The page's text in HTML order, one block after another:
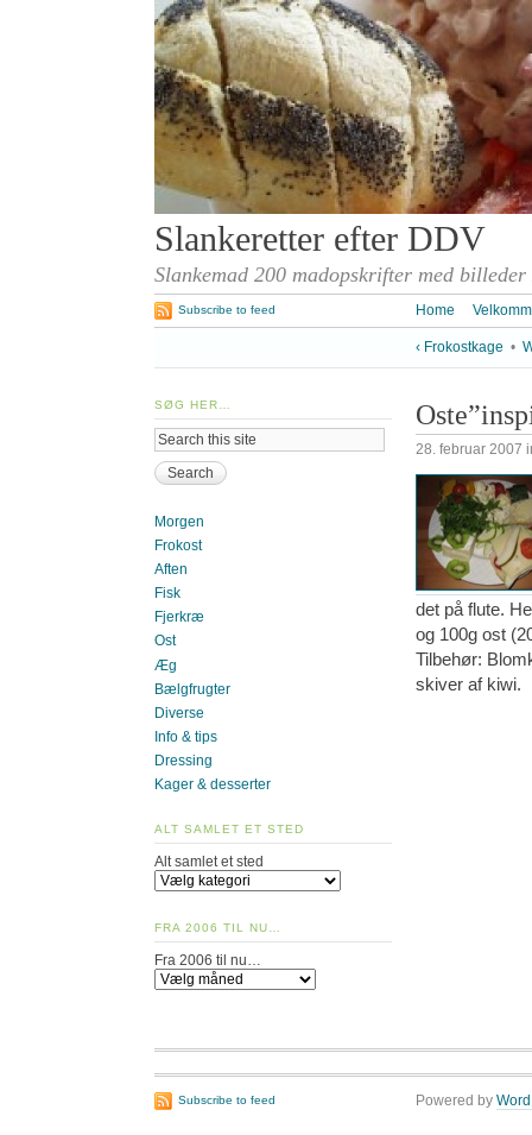
Slankeretter efter DDV
Slankemad 200 madopskrifter med
Home
Subscribe to feed
‹ Frokostkage •
28. februar 2007
det på flute.
og 100g ost
Tilbehør:
skiver af kiwi.
SØG HER…
Morgen
Frokost
Aften
Fisk
Fjerkræ
Ost
Æg
Bælgfrugter
Diverse
Info & tips
Dressing
Kager & desserter
ALT SAMLET ET STED
Alt samlet et sted
FRA 2006 TIL NU…
Fra 2006 til nu…
Subscribe to feed Powered by